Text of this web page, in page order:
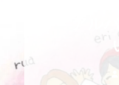
映像・映画
アル